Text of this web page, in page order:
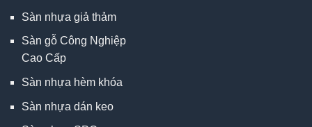
Sàn nhựa giả thảm
Sàn gỗ Công Nghiệp
Cao Cấp
Sàn nhựa hèm khóa
Sàn nhựa dán keo